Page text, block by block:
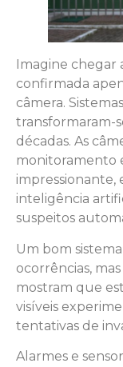
Imagine
confirmada
câmera.
transformaram-
décadas. As
monitoramento
impressionante,
inteligência
suspeitos
Um bom
ocorrências,
mostram que
visíveis
tentativas de
Alarmes e